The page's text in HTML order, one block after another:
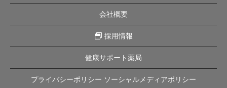
会社概要
採用情報
健康サポート薬局
プライバシーポリシー ソーシャルメディアポリシー